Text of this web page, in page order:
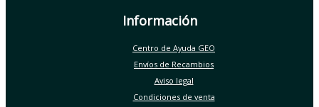
Información
Centro de Ayuda GEO
Envíos de Recambios
Aviso legal
Condiciones de venta